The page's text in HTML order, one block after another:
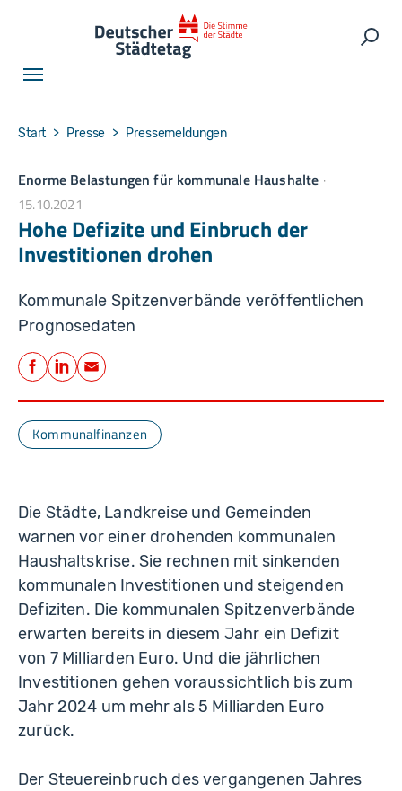
You are here:
Start Presse Pressemeldungen
Enorme Belastungen für kommunale Haushalte
15.10.2021
Hohe Defizite und Einbruch der
Investitionen drohen
Kommunale Spitzenverbände veröffentlichen
Prognosedaten
Teilen
Facebook
LinkedIn
E-Mail
Kommunalfinanzen
Die Städte, Landkreise und Gemeinden
warnen vor einer drohenden kommunalen
Haushaltskrise. Sie rechnen mit sinkenden
kommunalen Investitionen und steigen­den
Defiziten. Die kommunalen Spitzenverbände
erwarten bereits in diesem Jahr ein Defizit
von 7 Milliarden Euro. Und die jährlichen
Investitionen gehen voraus­sichtlich bis zum
Jahr 2024 um mehr als 5 Milliarden Euro
zurück.
Der Steuerein­bruch des vergangenen Jahres